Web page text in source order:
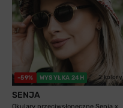
-59% WYSYŁKA 24H 2 kolory
SENJA